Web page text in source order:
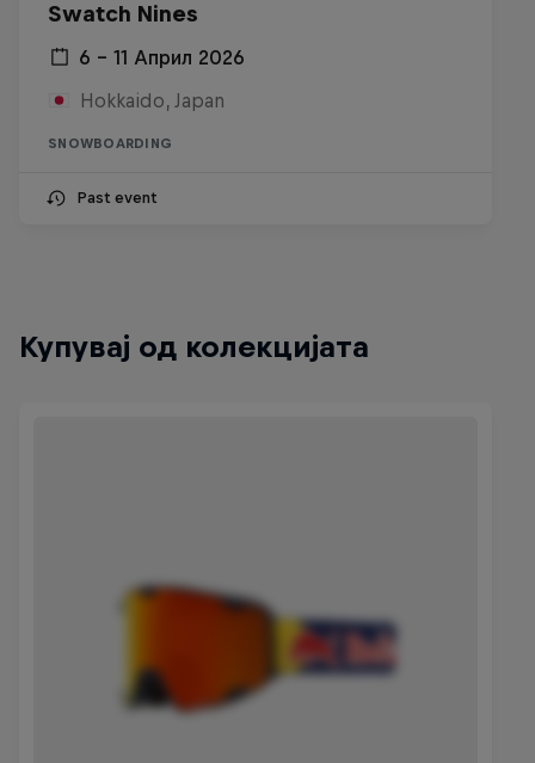
Swatch Nines
6 – 11 Април 2026
Hokkaido, Japan
SNOWBOARDING
Past event
Купувај од колекцијата